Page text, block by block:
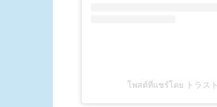
โพสต์ที่แชร์โดย トラス